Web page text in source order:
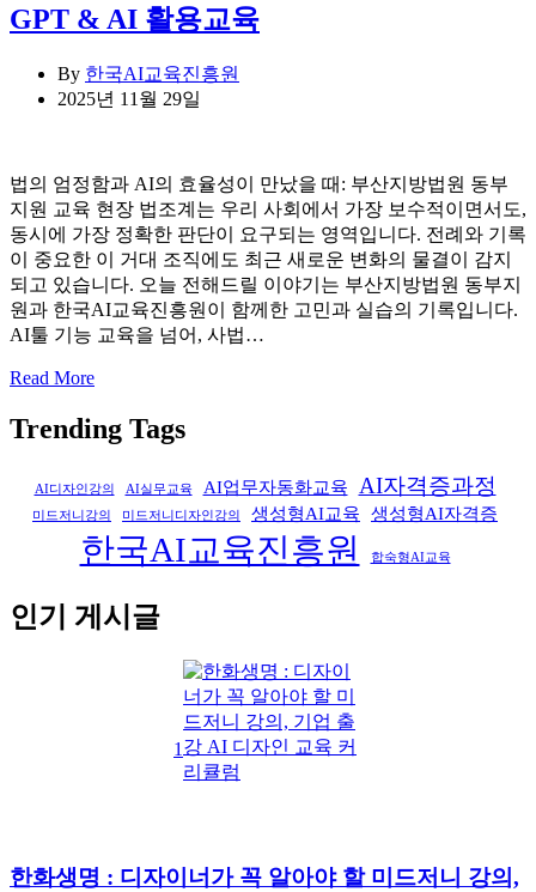
GPT & AI 활용교육
By 한국AI교육진흥원
2025년 11월 29일
법의 엄정함과 AI의 효율성이 만났을 때: 부산지방법원 동부
지원 교육 현장 법조계는 우리 사회에서 가장 보수적이면서도,
동시에 가장 정확한 판단이 요구되는 영역입니다. 전례와 기록
이 중요한 이 거대 조직에도 최근 새로운 변화의 물결이 감지
되고 있습니다. 오늘 전해드릴 이야기는 부산지방법원 동부지
원과 한국AI교육진흥원이 함께한 고민과 실습의 기록입니다.
AI툴 기능 교육을 넘어, 사법…
Read More
Trending Tags
AI디자인강의 AI실무교육 AI업무자동화교육 AI자격증과정
미드저니강의 미드저니디자인강의 생성형AI교육 생성형AI자격증
한국AI교육진흥원 합숙형AI교육
인기 게시글
1
한화생명 : 디자이너가 꼭 알아야 할 미드저니 강의,